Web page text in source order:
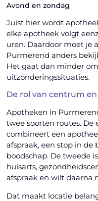
Avond en zondag
Juist hier wordt
elke apotheek volgt
uren. Daardoor moet je
Purmerend anders
Het gaat dan minder
uitzonderingssituaties.
De rol van centrum
Apotheken in
twee soorten routes. De
combineert een
afspraak, een stop in
boodschap. De tweede
huisarts,
afspraak en wilt daarna
Dat maakt locatie